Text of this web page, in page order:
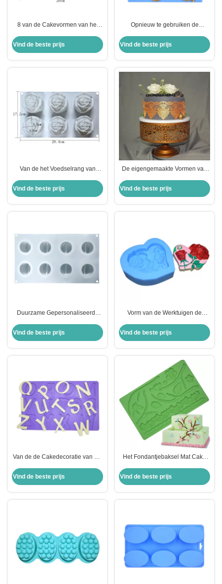
8 van de Cakevormen van het
Doughnutvorm Naar maat
Vind de beste prijs
Opnieuw te gebruiken de
Mats For Cake Decorating van
Vind de beste prijs
Van de het Voedselrang van
de cakedecoratie 3D de
Zeepvormen
Vind de beste prijs
De eigengemaakte Vormen van
Siliconebaksel Werktuigen
Opgeslagen voor Cake het
Vind de beste prijs
Duurzame Gepersonaliseerde
Voedselrang van het
Werktuigensilicone 3D de
Vind de beste prijs
Vorm van de Werktuigen de
Rose Flowers Shape Fondant
Silicone van het siliconebaksel
Vind de beste prijs
Van de de Cakedecoratie van het
Aangepaste van het de
Hulpmiddelenalfabet de
Vind de beste prijs
Het Fondantjebaksel Mat Cake
de Misstap niet Rechthoek
Vind de beste prijs